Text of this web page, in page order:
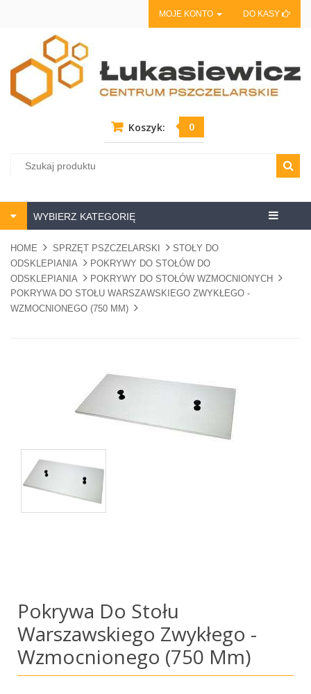
MOJE KONTO DO KASY
Koszyk: 0
Centrum
WYBIERZ KATEGORIĘ
HOME SPRZĘT PSZCZELARSKI
STOŁY DO
ODSKLEPIANIA
POKRYWY DO STOŁÓW DO
ODSKLEPIANIA
POKRYWY DO STOŁÓW WZMOCNIONYCH
POKRYWA DO STOŁU WARSZAWSKIEGO ZWYKŁEGO -
WZMOCNIONEGO (750 MM)
Pokrywa Do Stołu
Warszawskiego Zwykłego -
Wzmocnionego (750 Mm)